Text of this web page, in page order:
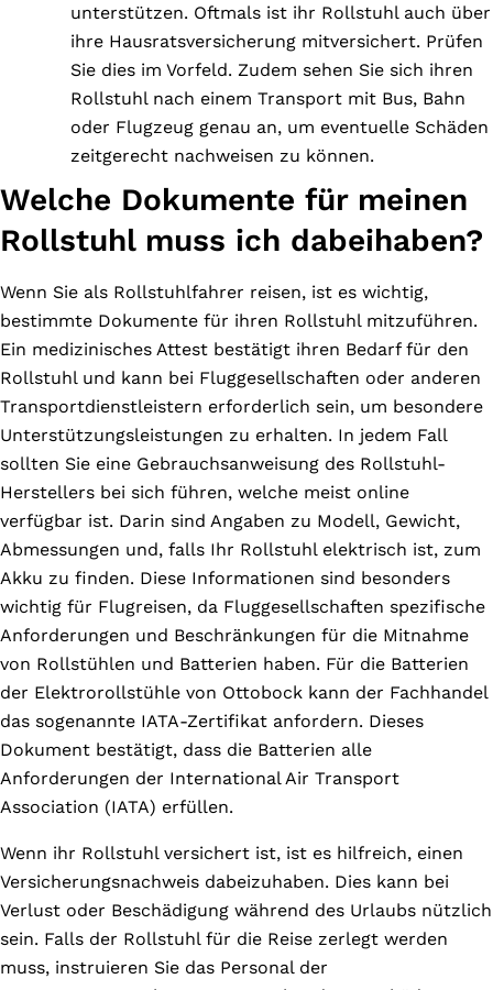
unterstützen. Oftmals ist ihr Rollstuhl auch über
ihre Hausratsversicherung mitversichert. Prüfen
Sie dies im Vorfeld. Zudem sehen Sie sich ihren
Rollstuhl nach einem Transport mit Bus, Bahn
oder Flugzeug genau an, um eventuelle Schäden
zeitgerecht nachweisen zu können.
Welche Dokumente für meinen
Rollstuhl muss ich dabeihaben?
Wenn Sie als Rollstuhlfahrer reisen, ist es wichtig,
bestimmte Dokumente für ihren Rollstuhl mitzuführen.
Ein medizinisches Attest bestätigt ihren Bedarf für den
Rollstuhl und kann bei Fluggesellschaften oder anderen
Transportdienstleistern erforderlich sein, um besondere
Unterstützungsleistungen zu erhalten. In jedem Fall
sollten Sie eine Gebrauchsanweisung des Rollstuhl-
Herstellers bei sich führen, welche meist online
verfügbar ist. Darin sind Angaben zu Modell, Gewicht,
Abmessungen und, falls Ihr Rollstuhl elektrisch ist, zum
Akku zu finden. Diese Informationen sind besonders
wichtig für Flugreisen, da Fluggesellschaften spezifische
Anforderungen und Beschränkungen für die Mitnahme
von Rollstühlen und Batterien haben. Für die Batterien
der Elektrorollstühle von Ottobock kann der Fachhandel
das sogenannte IATA-Zertifikat anfordern. Dieses
Dokument bestätigt, dass die Batterien alle
Anforderungen der International Air Transport
Association (IATA) erfüllen.
Wenn ihr Rollstuhl versichert ist, ist es hilfreich, einen
Versicherungsnachweis dabeizuhaben. Dies kann bei
Verlust oder Beschädigung während des Urlaubs nützlich
sein. Falls der Rollstuhl für die Reise zerlegt werden
muss, instruieren Sie das Personal der